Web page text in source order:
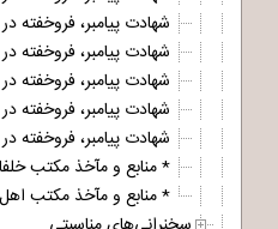
شهادت پیامبر،
شهادت پیامبر،
شهادت پیامبر،
شهادت پیامبر،
شهادت پیامبر،
* منابع و مآخذ مکتب خلفا
* منابع و مآخذ مکتب